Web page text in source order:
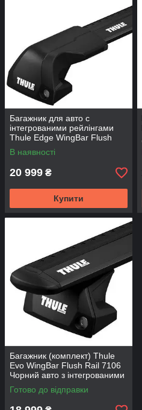
Багажник для авто c
інтегрованими рейлінгами
Thule Edge WingBar Flush
Rail Чорний 7206-721XB-KIT
В наявності
20 999 ₴
Купити
Багажник (комплект) Thule
Evo WingBar Flush Rail 7106
Чорний авто з інтегрованими
рейлінгами 7106-711XB-KIT
Готово до відправки